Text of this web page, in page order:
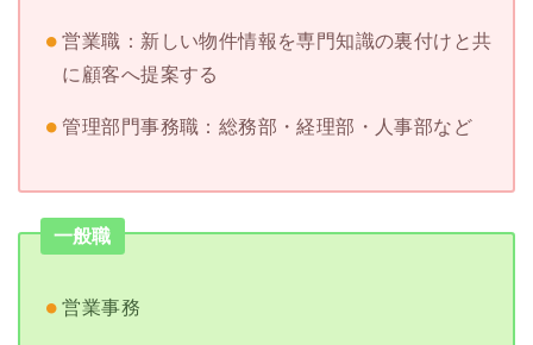
営業職：新しい物件情報を専門知識の裏付けと共
に顧客へ提案する
管理部門事務職：総務部・経理部・人事部など
一般職
営業事務